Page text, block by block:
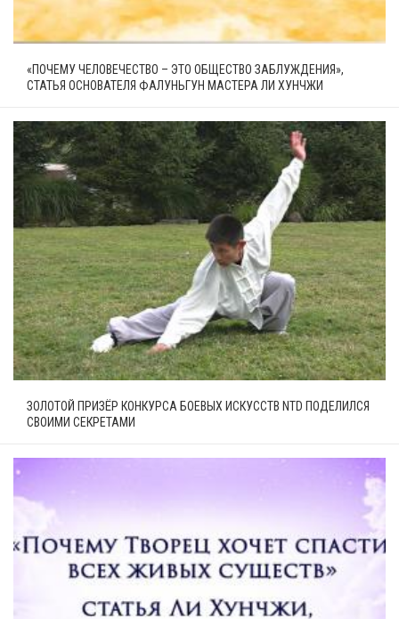
«ПОЧЕМУ ЧЕЛОВЕЧЕСТВО – ЭТО ОБЩЕСТВО ЗАБЛУЖДЕНИЯ»,
СТАТЬЯ ОСНОВАТЕЛЯ ФАЛУНЬГУН МАСТЕРА ЛИ ХУНЧЖИ
ЗОЛОТОЙ ПРИЗЁР КОНКУРСА БОЕВЫХ ИСКУССТВ NTD ПОДЕЛИЛСЯ
СВОИМИ СЕКРЕТАМИ